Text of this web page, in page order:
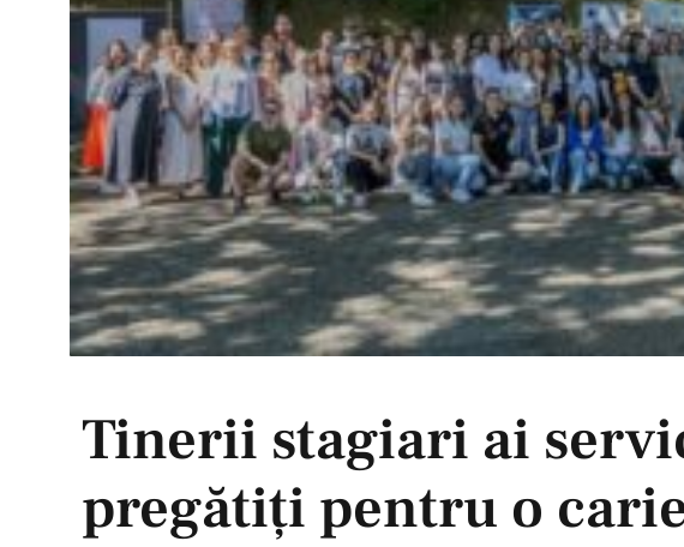
Tinerii stagiari ai
pregătiți pentru o